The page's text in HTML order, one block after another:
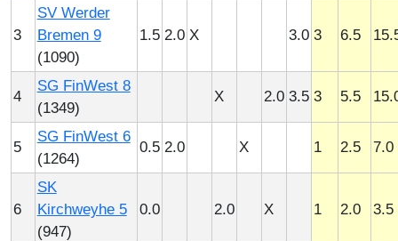
3
SV Werder
Bremen 9
(1090)
1.5 2.0 X 3.0 3 6.5
4
SG FinWest 8
(1349)
X 2.0 3.5 3 5.5
5
SG FinWest 6
(1264)
0.5 2.0 X 1 2.5 7.0
6
SK
Kirchweyhe 5
(947)
0.0 2.0 X 1 2.0 3.5